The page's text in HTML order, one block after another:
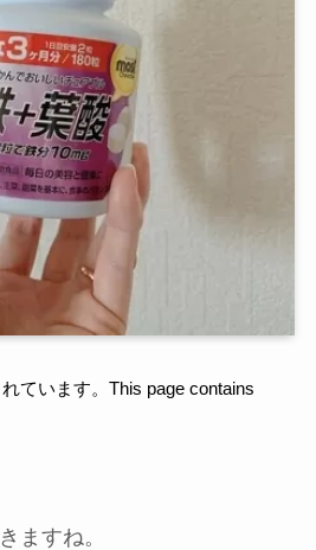
ています。This page contains
ますね。